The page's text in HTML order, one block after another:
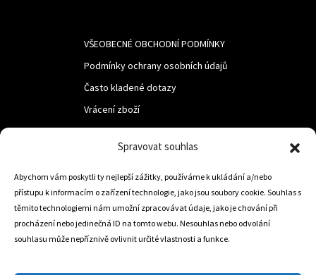
Spravovat souhlas
Abychom vám poskytli ty nejlepší zážitky, používáme k ukládání a/nebo
přístupu k informacím o zařízení technologie, jako jsou soubory cookie. Souhlas s
těmito technologiemi nám umožní zpracovávat údaje, jako je chování při
procházení nebo jedinečná ID na tomto webu. Nesouhlas nebo odvolání
souhlasu může nepříznivě ovlivnit určité vlastnosti a funkce.
VŠEOBECNÉ OBCHODNÍ PODMÍNKY
Podmínky ochrany osobních údajů
Často kladené dotazy
Vrácení zboží
LUF s.r.o.
Nám. M.R.Štefanika 518,
Trstená 02801